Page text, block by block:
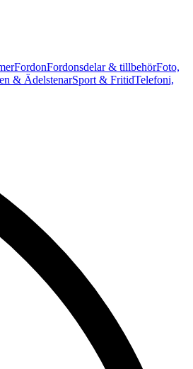
FordonFordonsdelar & tillbehörFoto,
& ÄdelstenarSport & FritidTelefoni,